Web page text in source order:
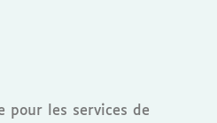
pour les services de